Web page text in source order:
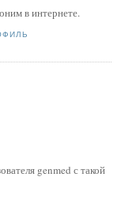
в интернете.
genmed с такой